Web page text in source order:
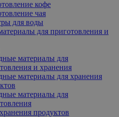
кофе
чая
для воды
для приготовления и
материалы для
и хранения
материалы для хранения
материалы для
продуктов